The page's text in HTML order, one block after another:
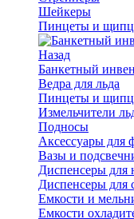
Шейкеры
Пинцеты и
Назад
Банкетный
Ведра для льда
Пинцеты и
Измельчители
Подносы
Аксессуары для
Вазы и
Диспенсеры для
Диспенсеры для
Емкости и
Емкости